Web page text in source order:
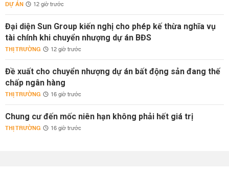
DỰ ÁN 12 giờ trước
Đại diện Sun Group kiến nghị cho phép kế thừa nghĩa vụ
tài chính khi chuyển nhượng dự án BĐS
THỊ TRƯỜNG 12 giờ trước
Đề xuất cho chuyển nhượng dự án bất động sản đang thế
chấp ngân hàng
THỊ TRƯỜNG 16 giờ trước
Chung cư đến mốc niên hạn không phải hết giá trị
THỊ TRƯỜNG 16 giờ trước